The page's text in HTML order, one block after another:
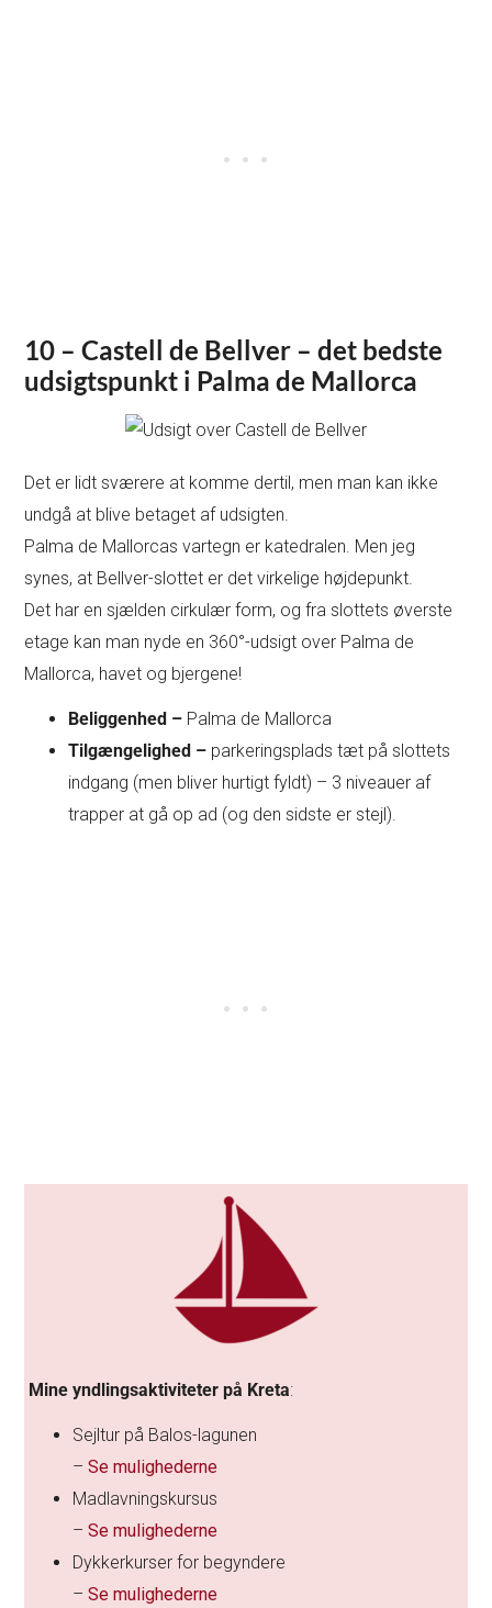
10 – Castell de Bellver – det bedste
udsigtspunkt i Palma de Mallorca
Det er lidt sværere at komme dertil, men man kan ikke
undgå at blive betaget af udsigten.
Palma de Mallorcas vartegn er katedralen. Men jeg
synes, at Bellver-slottet er det virkelige højdepunkt.
Det har en sjælden cirkulær form, og fra slottets øverste
etage kan man nyde en 360°-udsigt over Palma de
Mallorca, havet og bjergene!
Beliggenhed – Palma de Mallorca
Tilgængelighed – parkeringsplads tæt på slottets
indgang (men bliver hurtigt fyldt) – 3 niveauer af
trapper at gå op ad (og den sidste er stejl).
Mine yndlingsaktiviteter på Kreta:
Sejltur på Balos-lagunen
–Se mulighederne
Madlavningskursus
–Se mulighederne
Dykkerkurser for begyndere
–Se mulighederne